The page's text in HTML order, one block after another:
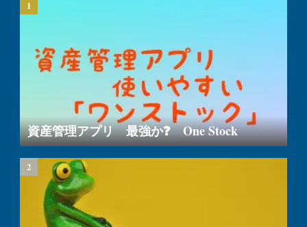
資産管理アプリ 最強か❓ One Stock